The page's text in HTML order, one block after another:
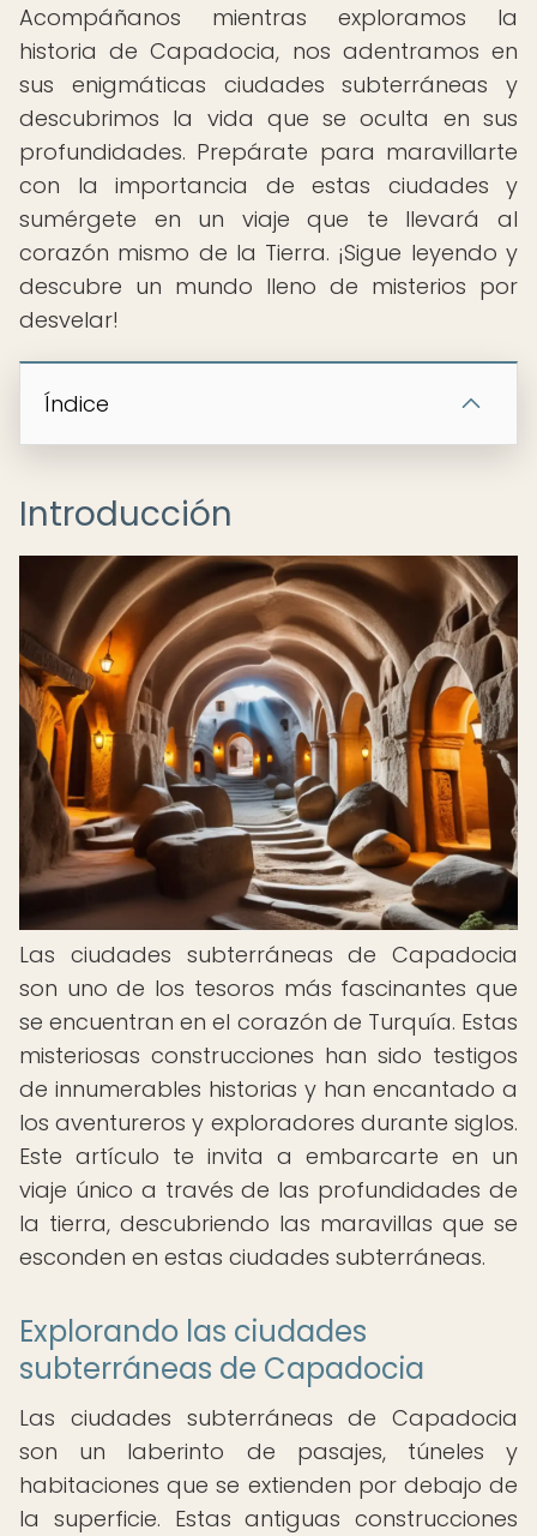
Acompáñanos mientras exploramos la
historia de Capadocia, nos adentramos en
sus enigmáticas ciudades subterráneas y
descubrimos la vida que se oculta en sus
profundidades. Prepárate para maravillarte
con la importancia de estas ciudades y
sumérgete en un viaje que te llevará al
corazón mismo de la Tierra. ¡Sigue leyendo y
descubre un mundo lleno de misterios por
desvelar!
Índice
Introducción
Las ciudades subterráneas de Capadocia
son uno de los tesoros más fascinantes que
se encuentran en el corazón de Turquía. Estas
misteriosas construcciones han sido testigos
de innumerables historias y han encantado a
los aventureros y exploradores durante siglos.
Este artículo te invita a embarcarte en un
viaje único a través de las profundidades de
la tierra, descubriendo las maravillas que se
esconden en estas ciudades subterráneas.
Explorando las ciudades
subterráneas de Capadocia
Las ciudades subterráneas de Capadocia
son un laberinto de pasajes, túneles y
habitaciones que se extienden por debajo de
la superficie. Estas antiguas construcciones